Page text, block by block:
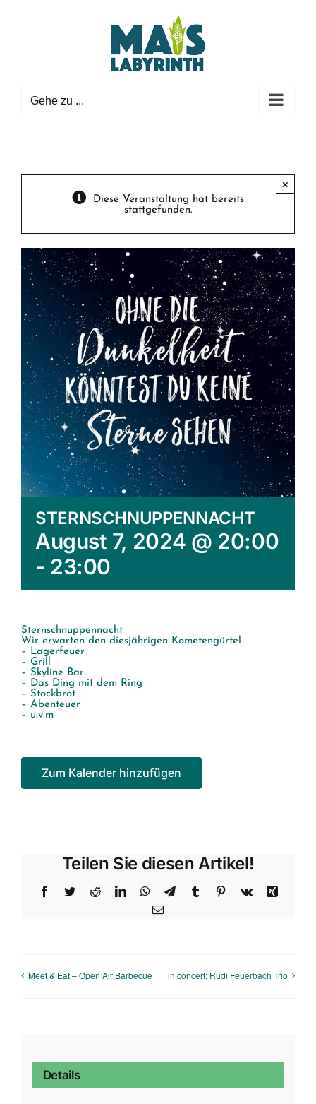
Gehe zu ...
Diese Veranstaltung hat bereits
stattgefunden.
×
STERNSCHNUPPENNACHT
August 7, 2024 @ 20:00
- 23:00
Sternschnuppennacht
Wir erwarten den diesjährigen Kometengürtel
– Lagerfeuer
– Grill
– Skyline Bar
– Das Ding mit dem Ring
– Stockbrot
– Abenteuer
– u.v.m
Zum Kalender hinzufügen
Teilen Sie diesen Artikel!
Facebook
TwitterRedditLinkedInWhatsApp
TelegramTumblrPinterest
Vk
Xing
E-
Meet & Eat – Open Air Barbecue in concert: Rudi Feuerbach Trio
Details